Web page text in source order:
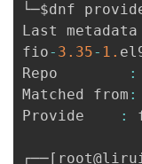
└─$dnf
Last
fio- 3.35- 1.
Repo
:
Matched from :
Provide
:
┌──[